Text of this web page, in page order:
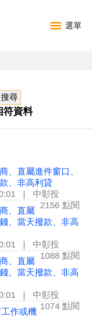
選單
符資料
、直屬進件窗口、
、非高利貸
中彰投
2156 點閱
、直屬
、當天撥款、非高
中彰投
1088 點閱
、直屬
、當天撥款、非高
中彰投
1074 點閱
作或機